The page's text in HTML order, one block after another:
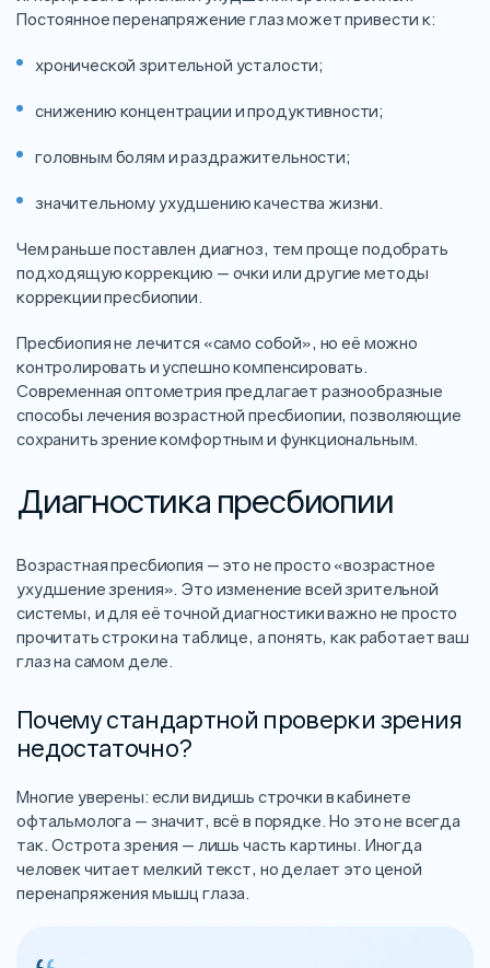
Постоянное перенапряжение глаз может привести к:
хронической зрительной усталости;
снижению концентрации и продуктивности;
головным болям и раздражительности;
значительному ухудшению качества жизни.
Чем раньше поставлен диагноз, тем проще подобрать
подходящую коррекцию — очки или другие методы
коррекции пресбиопии.
Пресбиопия не лечится «само собой», но её можно
контролировать и успешно компенсировать.
Современная оптометрия предлагает разнообразные
способы лечения возрастной пресбиопии, позволяющие
сохранить зрение комфортным и функциональным.
Диагностика пресбиопии
Возрастная пресбиопия — это не просто «возрастное
ухудшение зрения». Это изменение всей зрительной
системы, и для её точной диагностики важно не просто
прочитать строки на таблице, а понять, как работает ваш
глаз на самом деле.
Почему стандартной проверки зрения
недостаточно?
Многие уверены: если видишь строчки в кабинете
офтальмолога — значит, всё в порядке. Но это не всегда
так. Острота зрения — лишь часть картины. Иногда
человек читает мелкий текст, но делает это ценой
перенапряжения мышц глаза.